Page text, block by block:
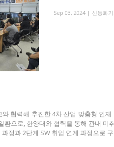
Sep 03, 2024 | 신동화
협력해 추진한 4차 산업 맞춤형 인재
환으로, 한양대와 협력을 통해 관내
정과 2단계 SW 취업 연계 과정으로